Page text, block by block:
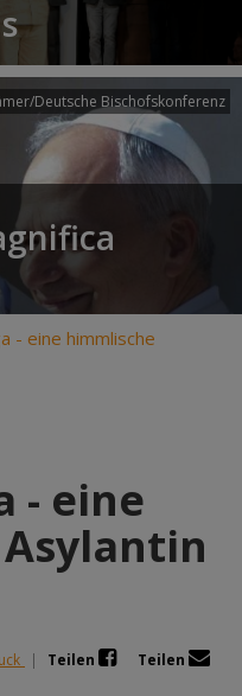
Deutsche Bischofskonferenz
- eine himmlische
- eine
| Teilen
Teilen